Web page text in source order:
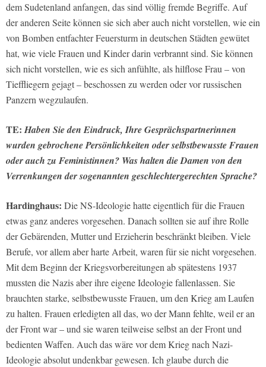
dem Sudetenland anfangen, das sind völlig fremde Begriffe. Auf
der anderen Seite können sie sich aber auch nicht vorstellen, wie ein
von Bomben entfachter Feuersturm in deutschen Städten gewütet
hat, wie viele Frauen und Kinder darin verbrannt sind. Sie können
sich nicht vorstellen, wie es sich anfühlte, als hilflose Frau – von
Tieffliegern gejagt – beschossen zu werden oder vor russischen
Panzern wegzulaufen.
TE:Haben Sie den Eindruck, Ihre Gesprächspartnerinnen
wurden gebrochene Persönlichkeiten oder selbstbewusste Frauen
oder auch zu Feministinnen? Was halten die Damen von den
Verrenkungen der sogenannten geschlechtergerechten Sprache?
Hardinghaus: Die NS-Ideologie hatte eigentlich für die Frauen
etwas ganz anderes vorgesehen. Danach sollten sie auf ihre Rolle
der Gebärenden, Mutter und Erzieherin beschränkt bleiben. Viele
Berufe, vor allem aber harte Arbeit, waren für sie nicht vorgesehen.
Mit dem Beginn der Kriegsvorbereitungen ab spätestens 1937
mussten die Nazis aber ihre eigene Ideologie fallenlassen. Sie
brauchten starke, selbstbewusste Frauen, um den Krieg am Laufen
zu halten. Frauen erledigten all das, wo der Mann fehlte, weil er an
der Front war – und sie waren teilweise selbst an der Front und
bedienten Waffen. Auch das wäre vor dem Krieg nach Nazi-
Ideologie absolut undenkbar gewesen. Ich glaube durch die